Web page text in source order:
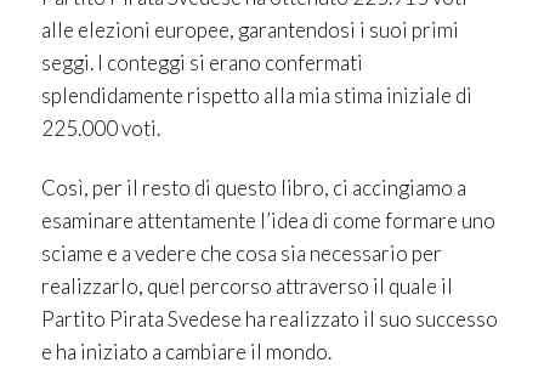
alle elezioni europee, garantendosi i suoi primi
seggi. I conteggi si erano confermati
splendidamente rispetto alla mia stima iniziale di
225.000 voti.
Così, per il resto di questo libro, ci accingiamo a
esaminare attentamente l’idea di come formare uno
sciame e a vedere che cosa sia necessario per
realizzarlo, quel percorso attraverso il quale il
Partito Pirata Svedese ha realizzato il suo successo
e ha iniziato a cambiare il mondo.